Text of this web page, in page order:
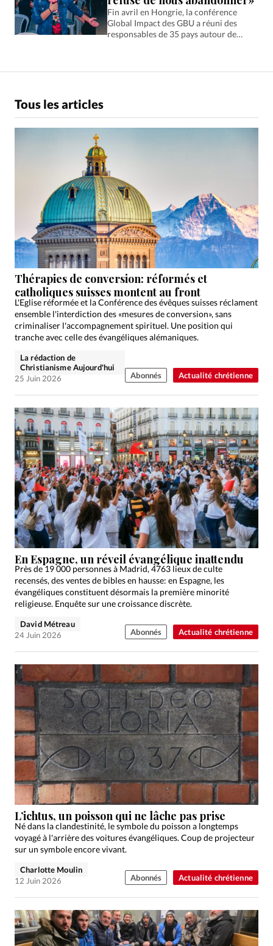
Fin avril en Hongrie, la conférence
Global Impact des GBU a réuni des
responsables de 35 pays autour de
Tous les articles
Actualité chrétienne
Thérapies de conversion: réformés et
catholiques suisses montent au front
L'Eglise réformée et la Conférence des évêques suisses réclament
ensemble l'interdiction des «mesures de conversion», sans
criminaliser l'accompagnement spirituel. Une position qui
tranche avec celle des évangéliques alémaniques.
La rédaction de
Christianisme Aujourd'hui
25 Juin 2026
Abonnés
Actualité chrétienne
En Espagne, un réveil évangélique inattendu
Près de 19 000 personnes à Madrid, 4763 lieux de culte
recensés, des ventes de bibles en hausse: en Espagne, les
évangéliques constituent désormais la première minorité
religieuse. Enquête sur une croissance discrète.
David Métreau
24 Juin 2026
Abonnés
Actualité chrétienne
L’ichtus, un poisson qui ne lâche pas prise
Né dans la clandestinité, le symbole du poisson a longtemps
voyagé à l'arrière des voitures évangéliques. Coup de projecteur
sur un symbole encore vivant.
Charlotte Moulin
12 Juin 2026
Abonnés